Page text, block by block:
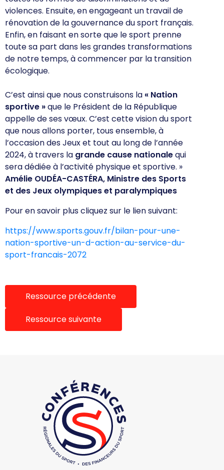
violences. Ensuite, en engageant un travail de
rénovation de la gouvernance du sport français.
Enfin, en faisant en sorte que le sport prenne
toute sa part dans les grandes transformations
de notre temps, à commencer par la transition
écologique.
C’est ainsi que nous construisons la « Nation
sportive »que le Président de la République
appelle de ses vœux. C’est cette vision du sport
que nous allons porter, tous ensemble, à
l’occasion des Jeux et tout au long de l’année
2024, à travers la grande cause nationalequi
sera dédiée à l’activité physique et sportive. »
Amélie OUDÉA-CASTÉRA, Ministre des Sports
et des Jeux olympiqueset paralympiques
Pour en savoir plus cliquez sur le lien suivant:
https://www.sports.gouv.fr/bilan-pour-une-
nation-sportive-un-d-action-au-service-du-
sport-francais-2072
Ressource précédente
Ressource suivante